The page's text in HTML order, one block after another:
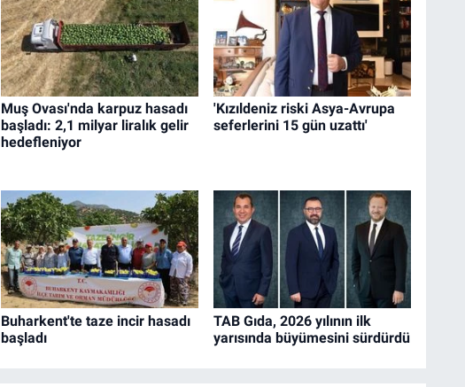
Muş Ovası'nda karpuz hasadı
başladı: 2,1 milyar liralık gelir
hedefleniyor
'Kızıldeniz riski Asya-Avrupa
seferlerini 15 gün uzattı'
Buharkent'te taze incir hasadı
başladı
TAB Gıda, 2026 yılının ilk
yarısında büyümesini sürdürdü